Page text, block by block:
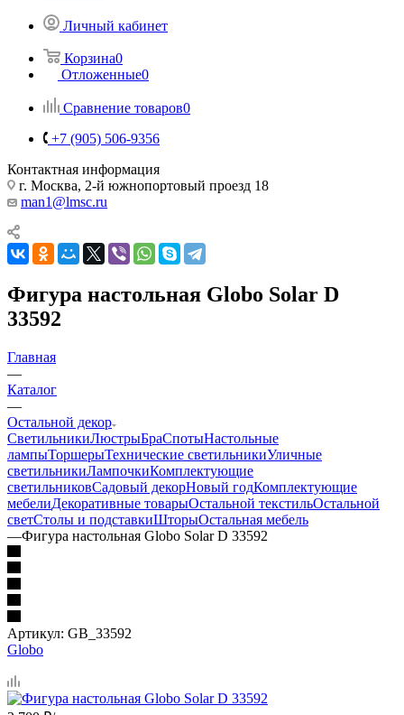
Личный кабинет
Корзина0
Отложенные0
Сравнение товаров0
+7 (905) 506-9356
Контактная информация
г. Москва, 2-й южнопортовый проезд 18
man1@lmsc.ru
Фигура настольная Globo Solar D
33592
Главная
—
Каталог
—
Остальной декор
СветильникиЛюстрыБраСпотыНастольные
лампыТоршерыТехнические светильникиУличные
светильникиЛампочкиКомплектующие
светильниковСадовый декорНовый годКомплектующие
мебелиДекоративные товарыОстальной текстильОстальной
светСтолы и подставкиШторыОстальная мебель
—Фигура настольная Globo Solar D 33592
Артикул: GB_33592
Globo